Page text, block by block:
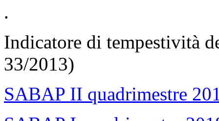
.
Indicatore di tempestività
33/2013)
SABAP II quadrimestre